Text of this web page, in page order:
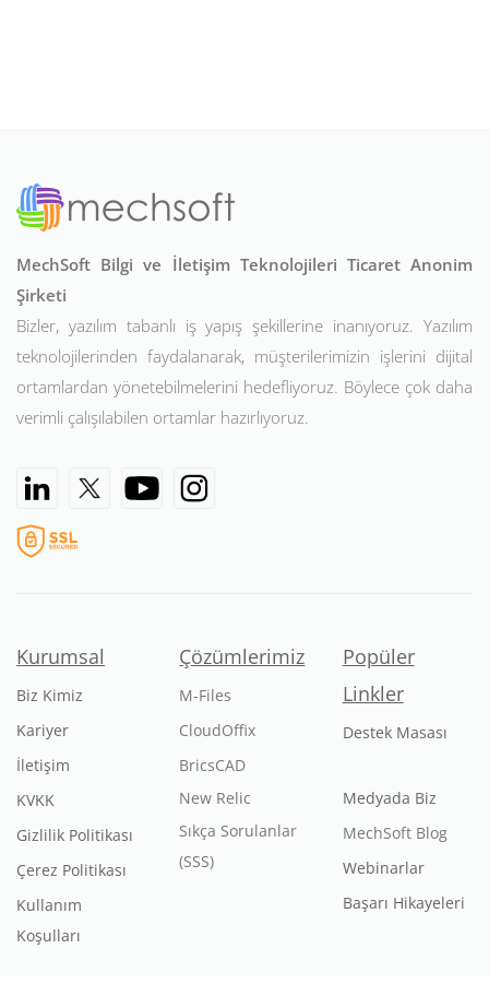
MechSoft Bilgi ve İletişim Teknolojileri Ticaret Anonim
Şirketi
Bizler, yazılım tabanlı iş yapış şekillerine inanıyoruz. Yazılım
teknolojilerinden faydalanarak, müşterilerimizin işlerini dijital
ortamlardan yönetebilmelerini hedefliyoruz. Böylece çok daha
verimli çalışılabilen ortamlar hazırlıyoruz.
Kurumsal
Biz Kimiz
Kariyer
İletişim
KVKK
Gizlilik Politikası
Çerez Politikası
Kullanım
Koşulları
Çözümlerimiz
M-Files
CloudOffix
BricsCAD
New Relic
Sıkça Sorulanlar
(SSS)
Popüler
Linkler
Destek Masası
Medyada Biz
MechSoft Blog
Webinarlar
Başarı Hikayeleri